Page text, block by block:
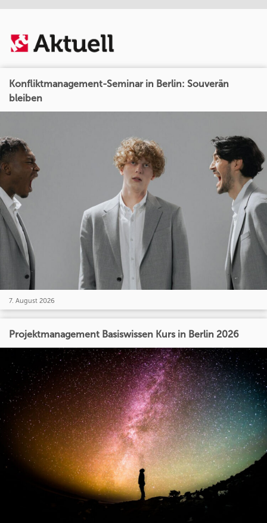
Konfliktmanagement-Seminar in Berlin: Souverän
bleiben
7. August 2026
Projektmanagement Basiswissen Kurs in Berlin 2026